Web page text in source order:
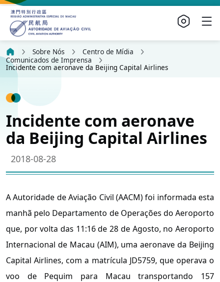
Sobre Nós
Centro de Mídia
Comunicados de Imprensa
Incidente com aeronave da Beijing Capital Airlines
Incidente com aeronave
da Beijing Capital Airlines
2018-08-28
A Autoridade de Aviação Civil (AACM) foi informada esta
manhã pelo Departamento de Operações do Aeroporto
que, por volta das 11:16 de 28 de Agosto, no Aeroporto
Internacional de Macau (AIM), uma aeronave da Beijing
Capital Airlines, com a matrícula JD5759, que operava o
voo de Pequim para Macau transportando 157